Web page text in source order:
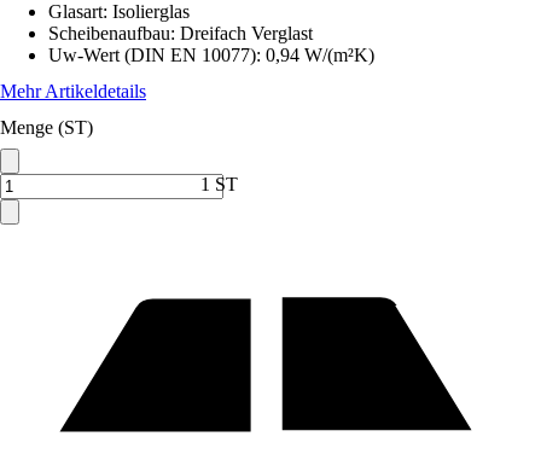
Glasart: Isolierglas
Scheibenaufbau: Dreifach Verglast
Uw-Wert (DIN EN 10077): 0,94 W/(m²K)
Mehr Artikeldetails
Menge (ST)
1 ST